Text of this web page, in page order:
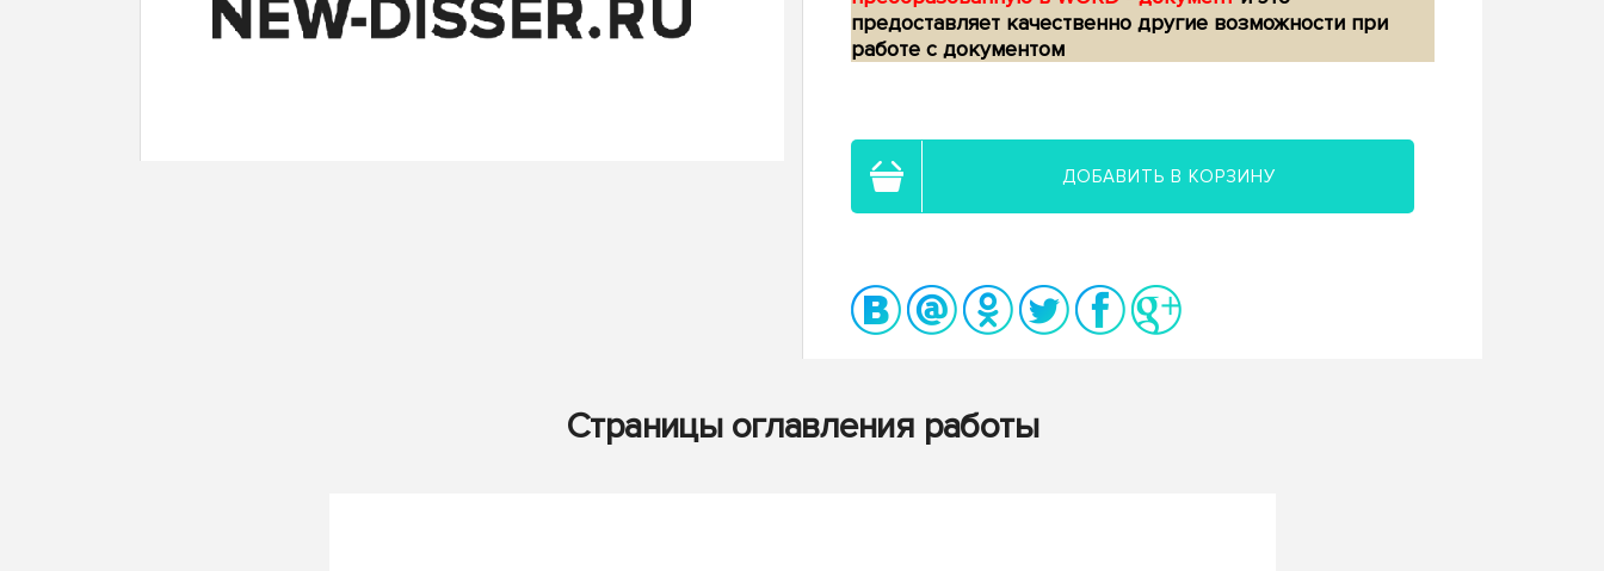
предоставляет качественно другие возможности при
работе с документом
ДОБАВИТЬ В КОРЗИНУ
Страницы оглавления работы